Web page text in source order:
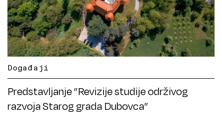
Događaji
Predstavljanje ”Revizije studije održivog
razvoja Starog grada Dubovca”